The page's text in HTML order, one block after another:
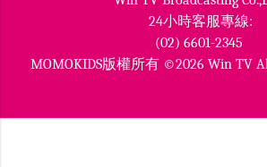
24小時客服專線:
(02) 6601-2345
MOMOKIDS版權所有 ©2026 Win TV